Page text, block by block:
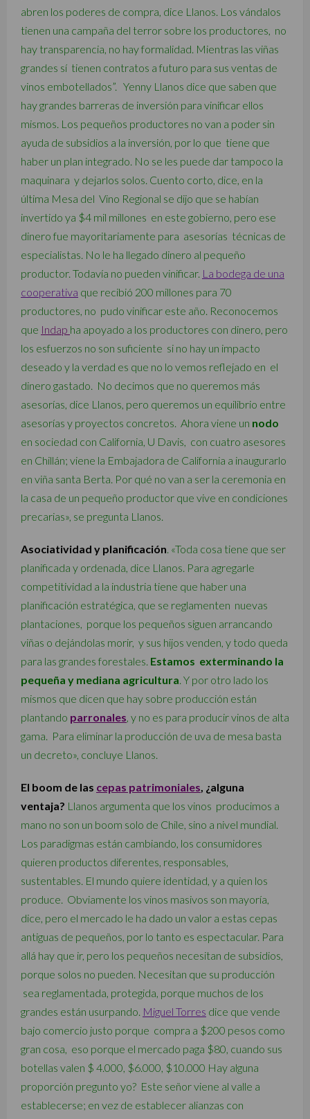
abren los poderes de compra, dice Llanos. Los vándalos
tienen una campaña del terror sobre los productores, no
hay transparencia, no hay formalidad. Mientras las viñas
grandes sí tienen contratos a futuro para sus ventas de
vinos embotellados”. Yenny Llanos dice que saben que
hay grandes barreras de inversión para vinificar ellos
mismos. Los pequeños productores no van a poder sin
ayuda de subsidios a la inversión, por lo que tiene que
haber un plan integrado. No se les puede dar tampoco la
maquinara y dejarlos solos. Cuento corto, dice, en la
última Mesa del Vino Regional se dijo que se habían
invertido ya $4 mil millones en este gobierno, pero ese
dinero fue mayoritariamente para asesorías técnicas de
especialistas. No le ha llegado dinero al pequeño
productor. Todavía no pueden vinificar. La bodega de una
cooperativa que recibió 200 millones para 70
productores, no pudo vinificar este año. Reconocemos
que Indap ha apoyado a los productores con dinero, pero
los esfuerzos no son suficiente si no hay un impacto
deseado y la verdad es que no lo vemos reflejado en el
dinero gastado. No decimos que no queremos más
asesorías, dice Llanos, pero queremos un equilibrio entre
asesorías y proyectos concretos. Ahora viene un nodo
en sociedad con California, U Davis, con cuatro asesores
en Chillán; viene la Embajadora de California a inaugurarlo
en viña santa Berta. Por qué no van a ser la ceremonia en
la casa de un pequeño productor que vive en condiciones
precarias», se pregunta Llanos.
Asociatividad y planificación . «Toda cosa tiene que ser
planificada y ordenada, dice Llanos. Para agregarle
competitividad a la industria tiene que haber una
planificación estratégica, que se reglamenten nuevas
plantaciones, porque los pequeños siguen arrancando
viñas o dejándolas morir, y sus hijos venden, y todo queda
para las grandes forestales. Estamos exterminando la
pequeña y mediana agricultura . Y por otro lado los
mismos que dicen que hay sobre producción están
plantando parronales , y no es para producir vinos de alta
gama. Para eliminar la producción de uva de mesa basta
un decreto», concluye Llanos.
El boom de las cepas patrimoniales , ¿alguna
ventaja? Llanos argumenta que los vinos producimos a
mano no son un boom solo de Chile, sino a nivel mundial.
Los paradigmas están cambiando, los consumidores
quieren productos diferentes, responsables,
sustentables. El mundo quiere identidad, y a quien los
produce. Obviamente los vinos masivos son mayoría,
dice, pero el mercado le ha dado un valor a estas cepas
antiguas de pequeños, por lo tanto es espectacular. Para
allá hay que ir, pero los pequeños necesitan de subsidios,
porque solos no pueden. Necesitan que su producción
sea reglamentada, protegida, porque muchos de los
grandes están usurpando. Miguel Torres dice que vende
bajo comercio justo porque compra a $200 pesos como
gran cosa, eso porque el mercado paga $80, cuando sus
botellas valen $ 4.000, $6.000, $10.000 Hay alguna
proporción pregunto yo? Este señor viene al valle a
establecerse; en vez de establecer alianzas con